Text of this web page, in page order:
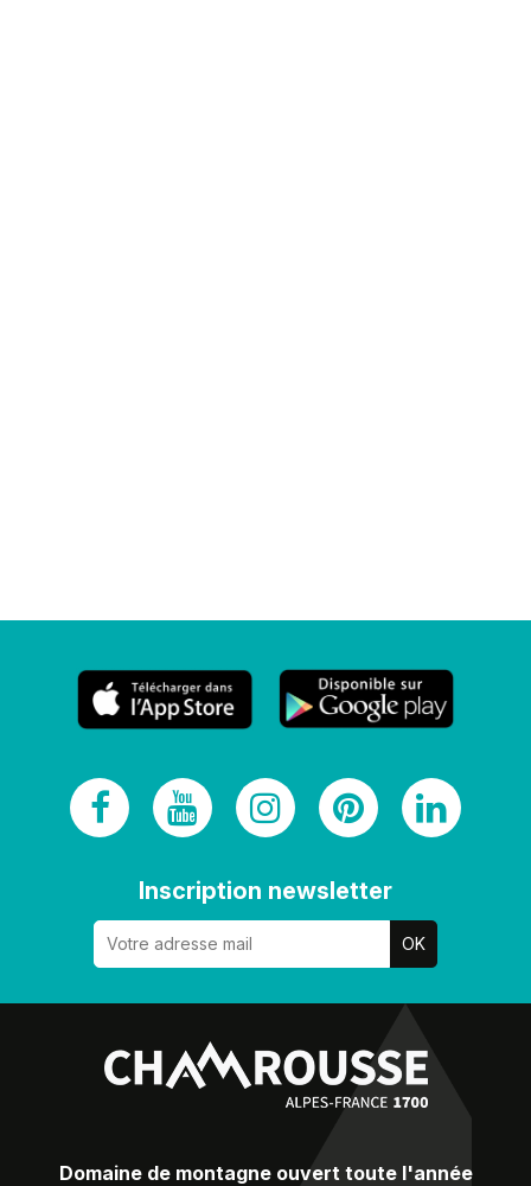
Inscription newsletter
Domaine de montagne ouvert toute l'année